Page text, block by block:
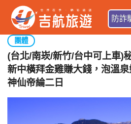
防詐
團體
(台北/南崁/新竹/台中可上車)
新中橫拜金雞賺大錢，泡溫
神仙帝綸二日